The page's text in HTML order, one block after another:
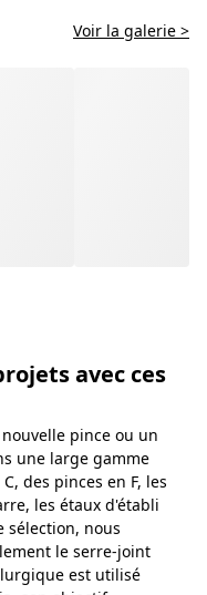
Voir la galerie >
du limage ou de
sont fabriqués en
et d'étaux et